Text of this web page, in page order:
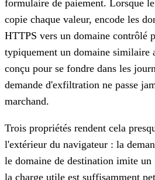
formulaire de paiement. Lorsque
copie chaque valeur, encode les
HTTPS vers un domaine contrôlé
typiquement un domaine similaire
conçu pour se fondre dans les
demande d'exfiltration ne passe
marchand.
Trois propriétés rendent cela
l'extérieur du navigateur : la
le domaine de destination imite
la charge utile est suffisamment